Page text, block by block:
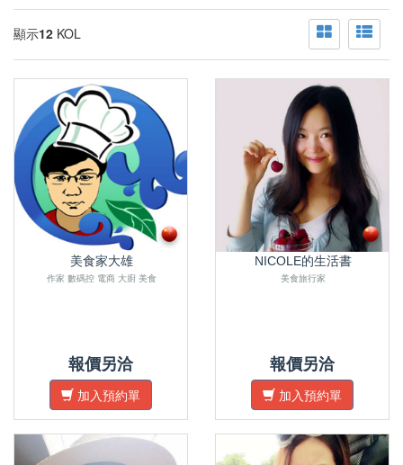
顯示12 KOL
美食家大雄
作家 數碼控 電商 大廚 美食
報價另洽
加入預約單
NICOLE的生活書
美食旅行家
報價另洽
加入預約單